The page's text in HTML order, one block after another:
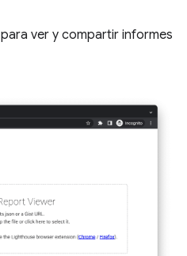
para ver y compartir informes